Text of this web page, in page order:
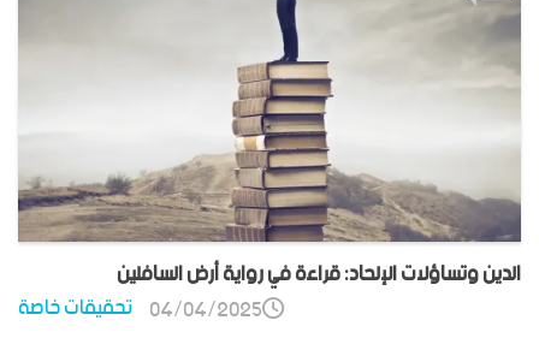
الدين وتساؤلات الإلحاد: قراءة في رواية أرض السافلين
تحقيقات خاصة 04/04/2025